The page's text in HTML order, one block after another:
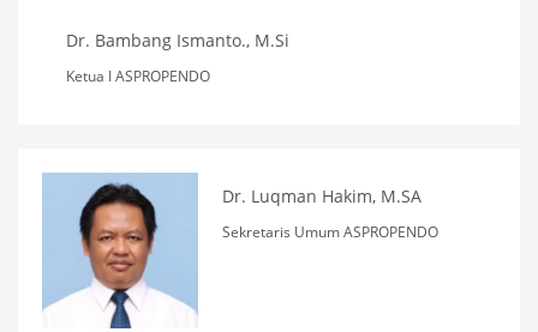
Dr. Bambang Ismanto., M.Si
Ketua I ASPROPENDO
Dr. Luqman Hakim, M.SA
Sekretaris Umum ASPROPENDO